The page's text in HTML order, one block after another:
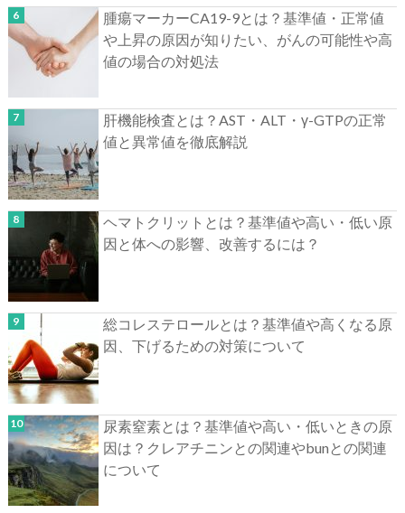
腫瘍マーカーCA19-9とは？基準値・正常値
や上昇の原因が知りたい、がんの可能性や高
値の場合の対処法
肝機能検査とは？AST・ALT・γ-GTPの正常
値と異常値を徹底解説
ヘマトクリットとは？基準値や高い・低い原
因と体への影響、改善するには？
総コレステロールとは？基準値や高くなる原
因、下げるための対策について
尿素窒素とは？基準値や高い・低いときの原
因は？クレアチニンとの関連やbunとの関連
について